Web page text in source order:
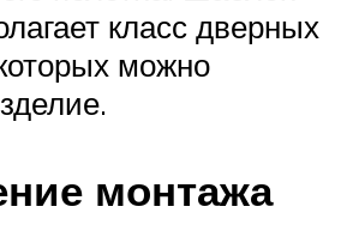
класс дверных
можно
монтажа